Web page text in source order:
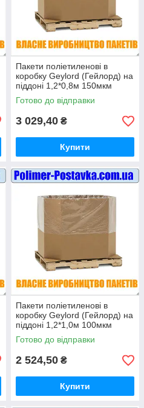
Пакети поліетиленові в
коробку Geylord (Гейлорд) на
піддоні 1,2*0,8м 150мкм
висотою 1 метр (ВТОРИННІ)
10шт
Готово до відправки
3 029,40 ₴
Купити
Пакети поліетиленові в
коробку Geylord (Гейлорд) на
піддоні 1,2*1,0м 100мкм
висотою 1 метр (ВТОРИННІ)
10шт
Готово до відправки
2 524,50 ₴
Купити